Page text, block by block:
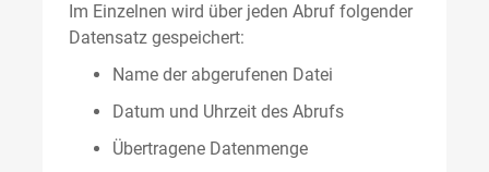
Im Einzelnen wird über jeden Abruf folgender
Datensatz gespeichert:
Name der abgerufenen Datei
Datum und Uhrzeit des Abrufs
Übertragene Datenmenge